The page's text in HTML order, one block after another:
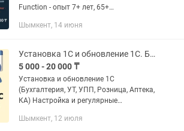
Function - опыт 7+ лет, 65+
в Казахстане и за рубежом. От идеи до
Шымкент, 14 июня
Установка 1С и обновление 1С. Быстро, профессионально, надежно
5 000 - 20 000 ₸
Установка и обновление 1С
(Бухгалтерия, УТ, УПП, Розница, Аптека,
КА) Настройка и регулярные
бизнес Установка SQL Server 1C
Шымкент, 12 июля